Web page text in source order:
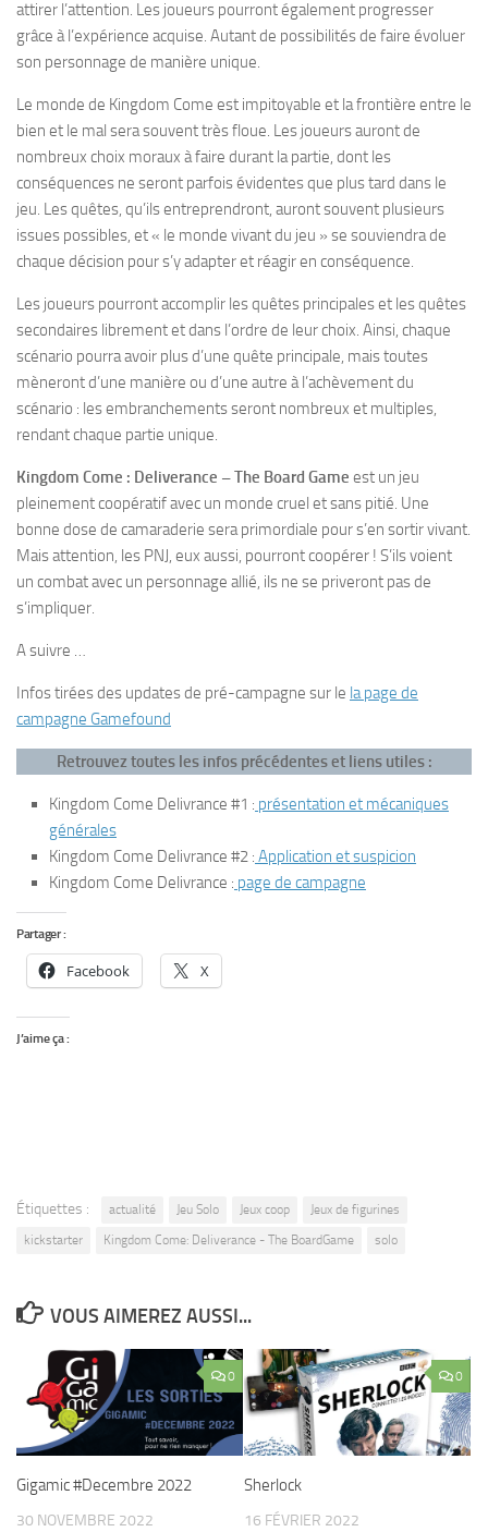
attirer l’attention. Les joueurs pourront également progresser
grâce à l’expérience acquise. Autant de possibilités de faire évoluer
son personnage de manière unique.
Le monde de Kingdom Come est impitoyable et la frontière entre le
bien et le mal sera souvent très floue. Les joueurs auront de
nombreux choix moraux à faire durant la partie, dont les
conséquences ne seront parfois évidentes que plus tard dans le
jeu. Les quêtes, qu’ils entreprendront, auront souvent plusieurs
issues possibles, et « le monde vivant du jeu » se souviendra de
chaque décision pour s’y adapter et réagir en conséquence.
Les joueurs pourront accomplir les quêtes principales et les quêtes
secondaires librement et dans l’ordre de leur choix. Ainsi, chaque
scénario pourra avoir plus d’une quête principale, mais toutes
mèneront d’une manière ou d’une autre à l’achèvement du
scénario : les embranchements seront nombreux et multiples,
rendant chaque partie unique.
Kingdom Come : Deliverance – The Board Game est un jeu
pleinement coopératif avec un monde cruel et sans pitié. Une
bonne dose de camaraderie sera primordiale pour s’en sortir vivant.
Mais attention, les PNJ, eux aussi, pourront coopérer ! S’ils voient
un combat avec un personnage allié, ils ne se priveront pas de
s’impliquer.
A suivre …
Infos tirées des updates de pré-campagne sur le la page de
campagne Gamefound
Retrouvez toutes les infos précédentes et liens utiles :
Kingdom Come Delivrance #1 : présentation et mécaniques
générales
Kingdom Come Delivrance #2 : Application et suspicion
Kingdom Come Delivrance : page de campagne
Partager :
Facebook X
J’aime ça :
Étiquettes : actualité Jeu Solo Jeux coop
Jeux de figurines
kickstarter
Kingdom Come: Deliverance - The BoardGame solo
VOUS AIMEREZ AUSSI...
0
Gigamic #Decembre 2022
30 NOVEMBRE 2022
0
Sherlock
16 FÉVRIER 2022